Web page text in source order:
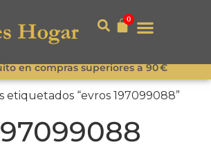
0
en compras superiores a 90 €
etiquetados “evros 197099088”